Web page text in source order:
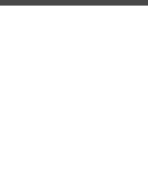
All Rights Reserved